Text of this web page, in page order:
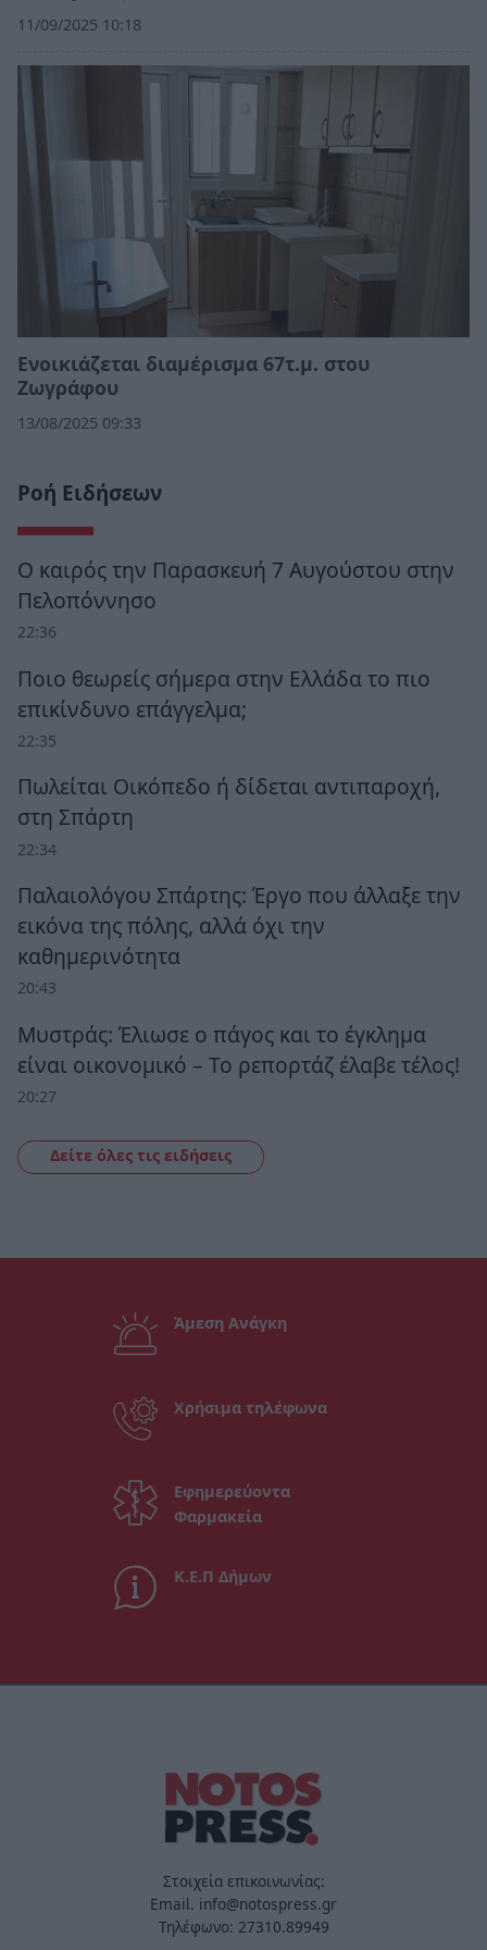
11/09/2025 10:18
Ενοικιάζεται διαμέρισμα 67τ.μ. στου
Ζωγράφου
13/08/2025 09:33
Ροή Ειδήσεων
Ο καιρός την Παρασκευή 7 Αυγούστου στην
Πελοπόννησο
22:36
Ποιο θεωρείς σήμερα στην Ελλάδα το πιο
επικίνδυνο επάγγελμα;
22:35
Πωλείται Οικόπεδο ή δίδεται αντιπαροχή,
στη Σπάρτη
22:34
Παλαιολόγου Σπάρτης: Έργο που άλλαξε την
εικόνα της πόλης, αλλά όχι την
καθημερινότητα
20:43
Μυστράς: Έλιωσε ο πάγος και το έγκλημα
είναι οικονομικό – Το ρεπορτάζ έλαβε τέλος!
20:27
Δείτε όλες τις ειδήσεις
Άμεση Ανάγκη
Χρήσιμα τηλέφωνα
Εφημερεύοντα
Φαρμακεία
Κ.Ε.Π Δήμων
Στοιχεία επικοινωνίας:
Email. info@notospress.gr
Τηλέφωνο: 27310.89949